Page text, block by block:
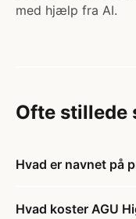
med hjælp fra AI.
Ofte stillede
Hvad er navnet på
Hvad koster AGU